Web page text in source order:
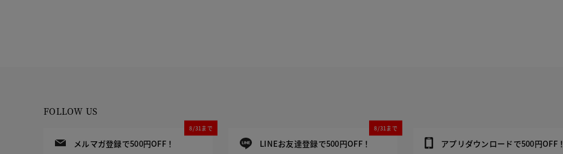
FOLLOW US
メルマガ登録で500円OFF！
8/31まで
LINEお友達登録で500円OFF！
8/31まで
アプリダウンロードで500円OFF！